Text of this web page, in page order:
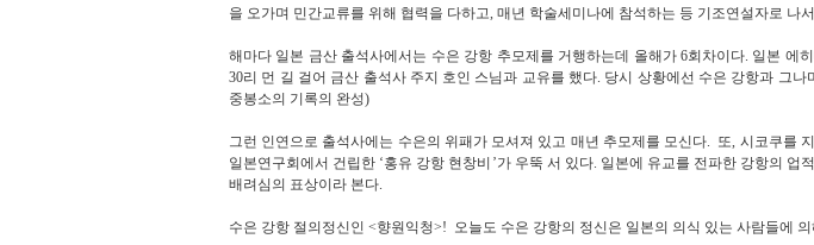
을 오가며 민간교류를 위해 협력을 다하고, 매년 학술세미나에 참석하는 등 기조연설자로 나
해마다 일본 금산 출석사에서는 수은 강항 추모제를 거행하는데 올해가 6회차이다. 일본 에
30리 먼 길 걸어 금산 출석사 주지 호인 스님과 교유를 했다. 당시 상황에선 수은 강항과 그나
중봉소의 기록의 완성)
그런 인연으로 출석사에는 수은의 위패가 모셔져 있고 매년 추모제를 모신다. 또, 시코쿠를
일본연구회에서 건립한 ‘홍유 강항 현창비 ’가 우뚝 서 있다. 일본에 유교를 전파한 강항의 업
배려심의 표상이라 본다.
수은 강항 절의정신인 <향원익청>! 오늘도 수은 강항의 정신은 일본의 의식 있는 사람들에 의